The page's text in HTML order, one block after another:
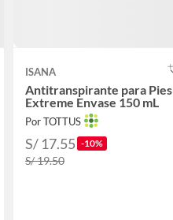
ISANA
Antitranspirante para Pies
Extreme Envase 150 mL
Por TOTTUS
S/ 17.55 -10%
S/ 19.50